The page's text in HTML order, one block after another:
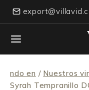
ndo en / Nuestros
Syrah Tempranillo